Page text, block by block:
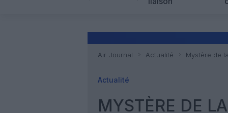
Air Journal Actualité Mystère de
Actualité
MYSTÈRE DE